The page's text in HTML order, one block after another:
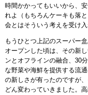
時間かかってもいいから、
れよ（もちろんケーキも落
会とはそういう考えを受け
もうひとつ上記のスーパー
オープンした頃は、その新
ンとオフラインの融合、30
な野菜や海鮮を提供する流
の新しさが有ったのですが
どん変わっていきました。